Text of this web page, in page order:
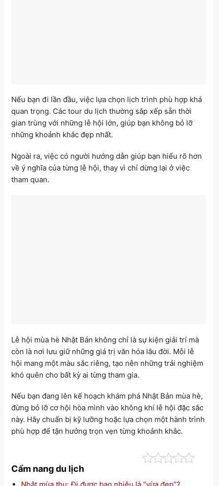
Nếu bạn đi lần đầu, việc lựa chọn lịch trình phù hợp khá
quan trọng. Các tour du lịch thường sắp xếp sẵn thời
gian trùng với những lễ hội lớn, giúp bạn không bỏ lỡ
những khoảnh khắc đẹp nhất.
Ngoài ra, việc có người hướng dẫn giúp bạn hiểu rõ hơn
về ý nghĩa của từng lễ hội, thay vì chỉ dừng lại ở việc
tham quan.
Lễ hội mùa hè Nhật Bản không chỉ là sự kiện giải trí mà
còn là nơi lưu giữ những giá trị văn hóa lâu đời. Mỗi lễ
hội mang một màu sắc riêng, tạo nên những trải nghiệm
khó quên cho bất kỳ ai từng tham gia.
Nếu bạn đang lên kế hoạch khám phá Nhật Bản mùa hè,
đừng bỏ lỡ cơ hội hòa mình vào không khí lễ hội đặc sắc
này. Hãy chuẩn bị kỹ lưỡng hoặc lựa chọn một hành trình
phù hợp để tận hưởng trọn vẹn từng khoảnh khắc.
Cẩm nang du lịch